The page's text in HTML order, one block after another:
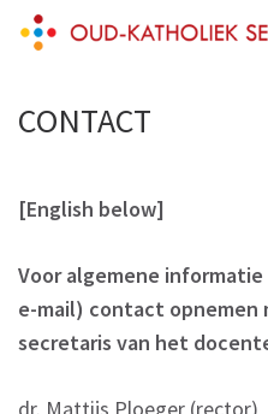
Skip
(Press
Oud-Katholiek
CONTACT
[English below]
Voor algemene
e-mail) contact
secretaris van het
dr. Mattijs Ploeger (rector)